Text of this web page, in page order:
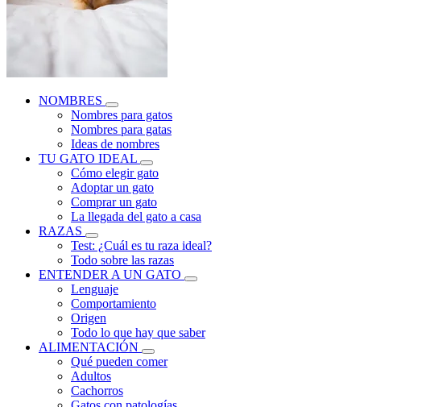
NOMBRES
Nombres para gatos
Nombres para gatas
Ideas de nombres
TU GATO IDEAL
Cómo elegir gato
Adoptar un gato
Comprar un gato
La llegada del gato a casa
RAZAS
Test: ¿Cuál es tu raza ideal?
Todo sobre las razas
ENTENDER A UN GATO
Lenguaje
Comportamiento
Origen
Todo lo que hay que saber
ALIMENTACIÓN
Qué pueden comer
Adultos
Cachorros